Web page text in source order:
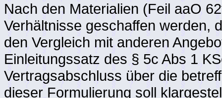
Nach den Materialien (Feil aaO
Verhältnisse geschaffen werden,
den Vergleich mit anderen
Einleitungssatz des § 5c Abs 1
Vertragsabschluss über die
dieser Formulierung soll